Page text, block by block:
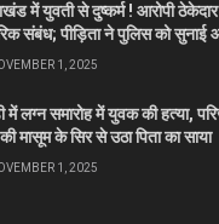
में युवती से दुष्कर्म ! आरोपी
संबंध; पीड़िता ने पुलिस को सुनाई
1, 2025
में लग्न समारोह में युवक की हत्या,
मासूम के सिर से उठा पिता का साया
1, 2025